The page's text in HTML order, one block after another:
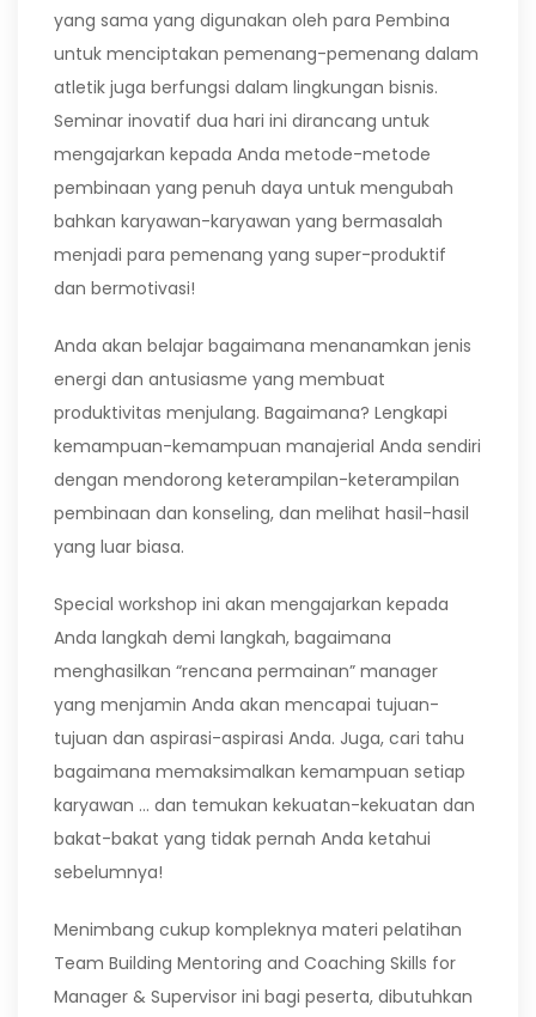
yang sama yang digunakan oleh para Pembina
untuk menciptakan pemenang-pemenang dalam
atletik juga berfungsi dalam lingkungan bisnis.
Seminar inovatif dua hari ini dirancang untuk
mengajarkan kepada Anda metode-metode
pembinaan yang penuh daya untuk mengubah
bahkan karyawan-karyawan yang bermasalah
menjadi para pemenang yang super-produktif
dan bermotivasi!
Anda akan belajar bagaimana menanamkan jenis
energi dan antusiasme yang membuat
produktivitas menjulang. Bagaimana? Lengkapi
kemampuan-kemampuan manajerial Anda sendiri
dengan mendorong keterampilan-keterampilan
pembinaan dan konseling, dan melihat hasil-hasil
yang luar biasa.
Special workshop ini akan mengajarkan kepada
Anda langkah demi langkah, bagaimana
menghasilkan “rencana permainan” manager
yang menjamin Anda akan mencapai tujuan-
tujuan dan aspirasi-aspirasi Anda. Juga, cari tahu
bagaimana memaksimalkan kemampuan setiap
karyawan … dan temukan kekuatan-kekuatan dan
bakat-bakat yang tidak pernah Anda ketahui
sebelumnya!
Menimbang cukup kompleknya materi pelatihan
Team Building Mentoring and Coaching Skills for
Manager & Supervisor ini bagi peserta, dibutuhkan